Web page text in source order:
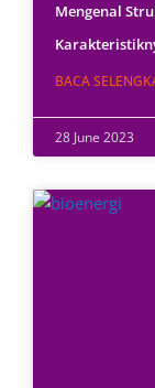
Mengenal
BACA
28 June 2023